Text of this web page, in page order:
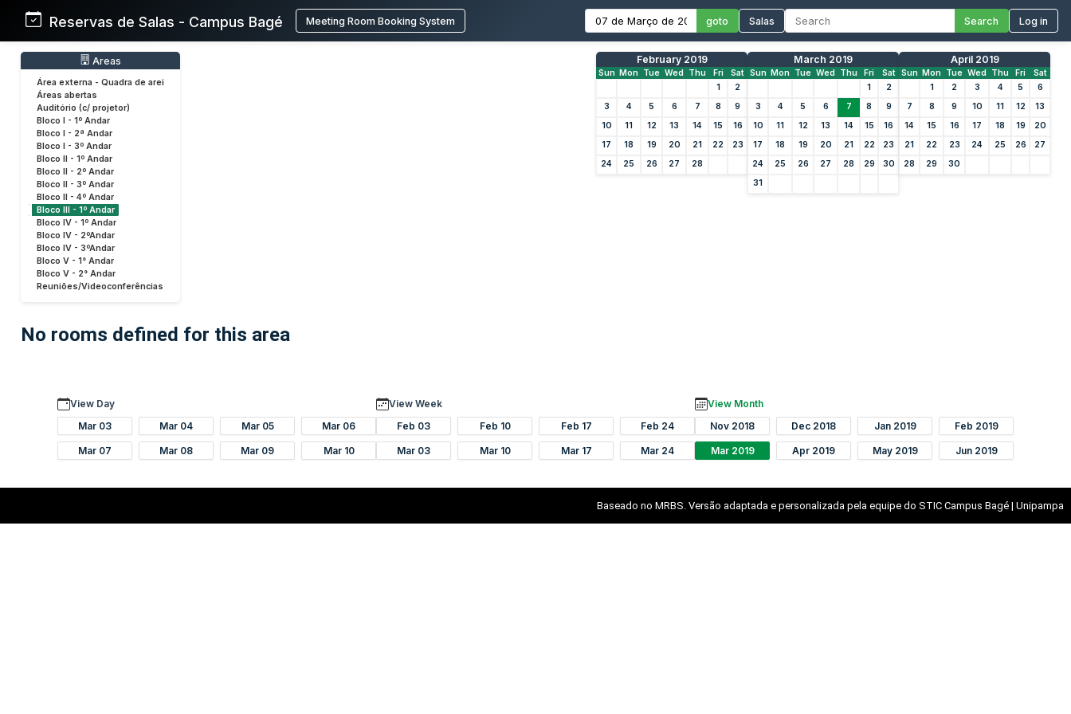
Reservas de Salas - Campus Bagé Meeting Room Booking System goto Salas Search Log in
Areas
Área externa - Quadra de arei
Áreas abertas
Auditório (c/ projetor)
Bloco I - 1º Andar
Bloco I - 2ª Andar
Bloco I - 3º Andar
Bloco II - 1º Andar
Bloco II - 2º Andar
Bloco II - 3º Andar
Bloco II - 4º Andar
Bloco III - 1º Andar
Bloco IV - 1º Andar
Bloco IV - 2ºAndar
Bloco IV - 3ºAndar
Bloco V - 1° Andar
Bloco V - 2° Andar
Reuniões/Videoconferências
February 2019
Sun Mon Tue Wed Thu Fri
Sat
1
2
3
4 5 6 7 8
9
10
11 12 13 14 15
16
17
18 19 20 21 22
23
24
25 26 27 28
March 2019
Sun Mon Tue Wed Thu Fri
Sat
1
2
3
4 5 6 7 8
9
10
11 12 13 14 15
16
17
18 19 20 21 22
23
24
25 26 27 28 29
30
31
April 2019
Sun Mon Tue Wed Thu Fri
Sat
1
2 3 4 5
6
7
8 9 10 11 12
13
14
15 16 17 18 19
20
21
22 23 24 25 26
27
28
29 30
No rooms defined for this area
View Day
Mar 03
Mar 04 Mar 05 Mar 06
Mar 07 Mar 08 Mar 09 Mar 10
View Week
Feb 03
Feb 10 Feb 17 Feb 24
Mar 03 Mar 10 Mar 17 Mar 24
View Month
Nov 2018
Dec 2018 Jan 2019 Feb 2019
Mar 2019 Apr 2019 May 2019 Jun 2019
Baseado no MRBS. Versão adaptada e personalizada pela equipe do STIC Campus Bagé | Unipampa